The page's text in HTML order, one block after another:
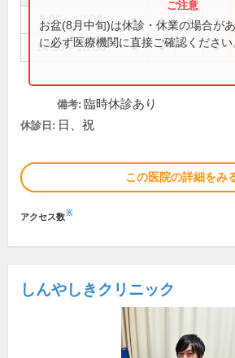
9:00～12:30 ● ● ● ●
14:30～18:00 ● ● ●
お盆(8月中旬)は休診・休業の場合が
に必ず医療機関に直接ご確認ください
備考: 臨時休診あり
休診日: 日、祝
この医院の詳細をみ
アクセス数※
しんやしきクリニック